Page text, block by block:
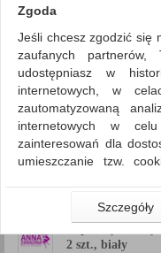
2 szt., biały
Zgoda
Jeśli chcesz zgodzić się
zaufanych partnerów,
udostępniasz w
internetowych, w
zautomatyzowaną
internetowych w
zainteresowań dla
umieszczanie tzw.
Jeśli nie chcesz wyrazić
„Szczegóły”, gdzie
zrobić . Te same
Szczegóły